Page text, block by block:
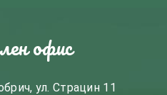
офис
ул. Страцин 11